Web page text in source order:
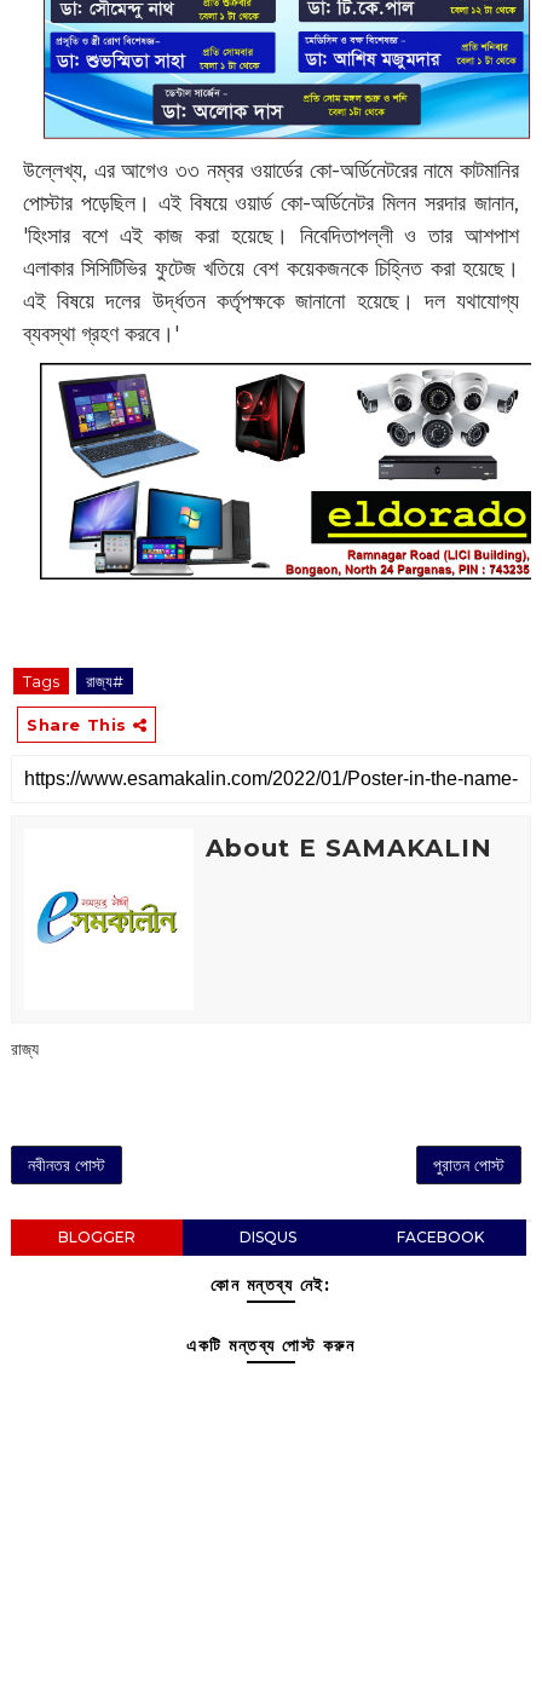
উল্লেখ্য, এর আগেও ৩৩ নম্বর ওয়ার্ডের কো-অর্ডিনেটরের নামে কাটমানির
পোস্টার পড়েছিল। এই বিষয়ে ওয়ার্ড কো-অর্ডিনেটর মিলন সরদার ‌জানান,
'হিংসার বশে এই কাজ করা হয়েছে‌। নিবেদিতাপল্লী ও তার আশপাশ
এলাকার সিসিটিভির ফুটেজ খতিয়ে বেশ কয়েকজনকে চিহ্নিত করা হয়েছে।
এই বিষয়ে দলের উর্দ্ধতন কর্তৃপক্ষকে জানানো হয়েছে। দল যথাযোগ্য
ব্যবস্থা গ্রহণ করবে।'‌
Tags রাজ্য#
Share This
About E SAMAKALIN
রাজ্য
নবীনতর পোস্ট পুরাতন পোস্ট
BLOGGER DISQUS FACEBOOK
কোন মন্তব্য নেই:
একটি মন্তব্য পোস্ট করুন